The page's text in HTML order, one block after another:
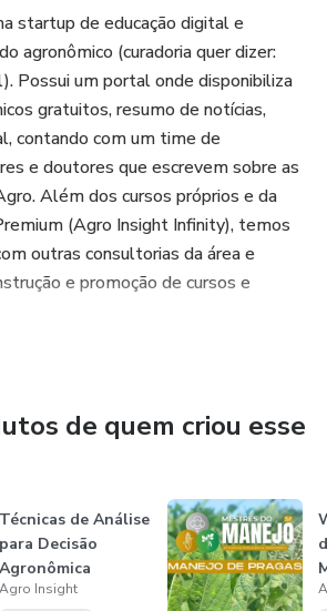
startup de educação digital e
agronômico (curadoria quer dizer:
Possui um portal onde disponibiliza
gratuitos, resumo de notícias,
contando com um time de
e doutores que escrevem sobre as
Além dos cursos próprios e da
(Agro Insight Infinity), temos
outras consultorias da área e
e promoção de cursos e
de quem criou esse
Técnicas de Análise
para Decisão
Agronômica
Agro Insight